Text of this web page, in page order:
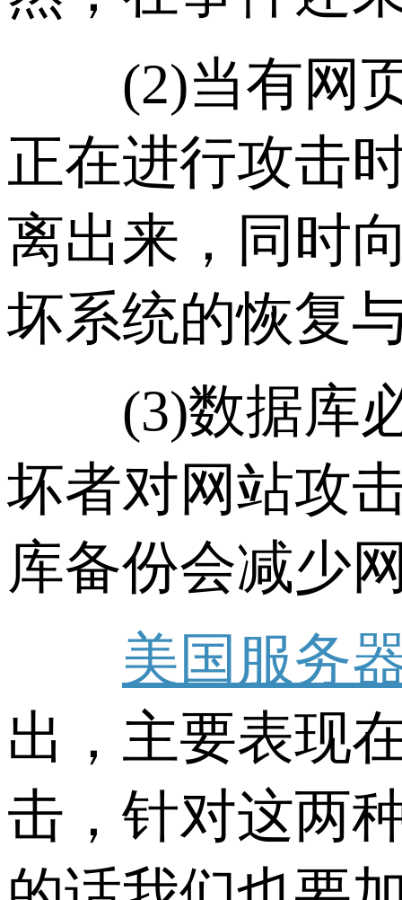
(2)当有网页
正在进行攻击
离出来，同时
坏系统的恢复
(3)数据库必
坏者对网站攻
库备份会减少
美国服务
出，主要表现
击，针对这两